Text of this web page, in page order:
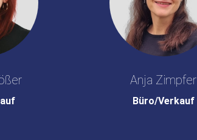
Anja Zimpfer
Büro/Verkauf